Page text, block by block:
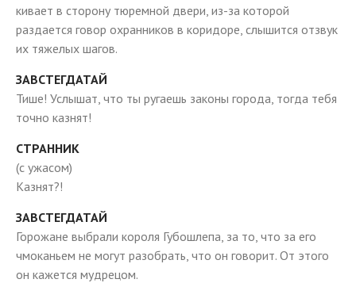
кивает в сторону тюремной двери, из-за которой
раздается говор охранников в коридоре, слышится отзвук
их тяжелых шагов.
ЗАВСТЕГДАТАЙ
Тише! Услышат, что ты ругаешь законы города, тогда тебя
точно казнят!
СТРАННИК
(с ужасом)
Казнят?!
ЗАВСТЕГДАТАЙ
Горожане выбрали короля Губошлепа, за то, что за его
чмоканьем не могут разобрать, что он говорит. От этого
он кажется мудрецом.